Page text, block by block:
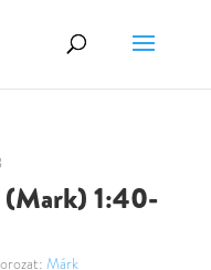
(Mark) 1:40-
Márk